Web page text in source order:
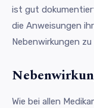
ist gut
die Anweisungen
Nebenwirkungen zu
Wie bei allen